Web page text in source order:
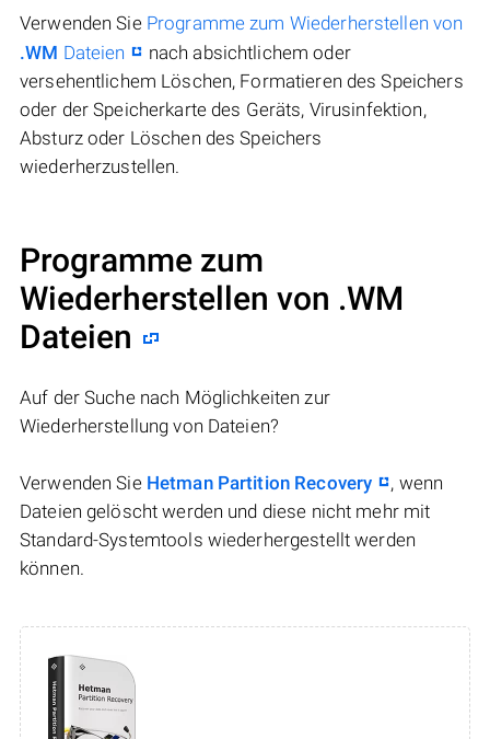
Verwenden Sie Programme zum Wiederherstellen von
.WM Dateien
nach absichtlichem oder
versehentlichem Löschen, Formatieren des Speichers
oder der Speicherkarte des Geräts, Virusinfektion,
Absturz oder Löschen des Speichers
wiederherzustellen.
Programme zum
Wiederherstellen von .WM
Dateien
Auf der Suche nach Möglichkeiten zur
Wiederherstellung von Dateien?
Verwenden Sie Hetman Partition Recovery
, wenn
Dateien gelöscht werden und diese nicht mehr mit
Standard-Systemtools wiederhergestellt werden
können.